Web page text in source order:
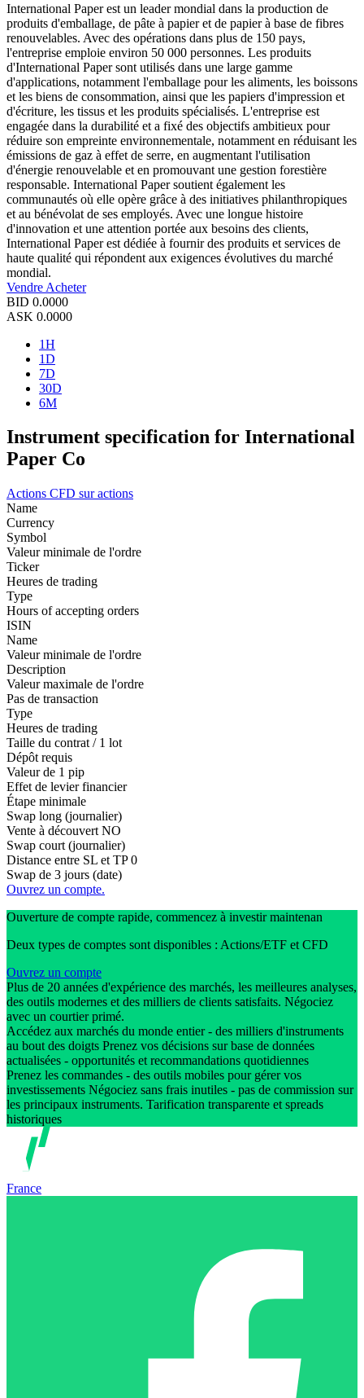
International Paper est un leader mondial dans la production de
produits d'emballage, de pâte à papier et de papier à base de fibres
renouvelables. Avec des opérations dans plus de 150 pays,
l'entreprise emploie environ 50 000 personnes. Les produits
d'International Paper sont utilisés dans une large gamme
d'applications, notamment l'emballage pour les aliments, les boissons
et les biens de consommation, ainsi que les papiers d'impression et
d'écriture, les tissus et les produits spécialisés. L'entreprise est
engagée dans la durabilité et a fixé des objectifs ambitieux pour
réduire son empreinte environnementale, notamment en réduisant les
émissions de gaz à effet de serre, en augmentant l'utilisation
d'énergie renouvelable et en promouvant une gestion forestière
responsable. International Paper soutient également les
communautés où elle opère grâce à des initiatives philanthropiques
et au bénévolat de ses employés. Avec une longue histoire
d'innovation et une attention portée aux besoins des clients,
International Paper est dédiée à fournir des produits et services de
haute qualité qui répondent aux exigences évolutives du marché
mondial.
Vendre Acheter
BID 0.0000
ASK 0.0000
1H
1D
7D
30D
6M
Instrument specification for International
Paper Co
Actions CFD sur actions
Name
Currency
Symbol
Valeur minimale de l'ordre
Ticker
Heures de trading
Type
Hours of accepting orders
ISIN
Name
Valeur minimale de l'ordre
Description
Valeur maximale de l'ordre
Pas de transaction
Type
Heures de trading
Taille du contrat / 1 lot
Dépôt requis
Valeur de 1 pip
Effet de levier financier
Étape minimale
Swap long (journalier)
Vente à découvert NO
Swap court (journalier)
Distance entre SL et TP 0
Swap de 3 jours (date)
Ouvrez un compte.
Ouverture de compte rapide, commencez à investir maintenan
Deux types de comptes sont disponibles : Actions/ETF et CFD
Ouvrez un compte
Plus de 20 années d'expérience des marchés, les meilleures analyses,
des outils modernes et des milliers de clients satisfaits. Négociez
avec un courtier primé.
Accédez aux marchés du monde entier - des milliers d'instruments
au bout des doigts Prenez vos décisions sur base de données
actualisées - opportunités et recommandations quotidiennes
Prenez les commandes - des outils mobiles pour gérer vos
investissements Négociez sans frais inutiles - pas de commission sur
les principaux instruments. Tarification transparente et spreads
historiques
France